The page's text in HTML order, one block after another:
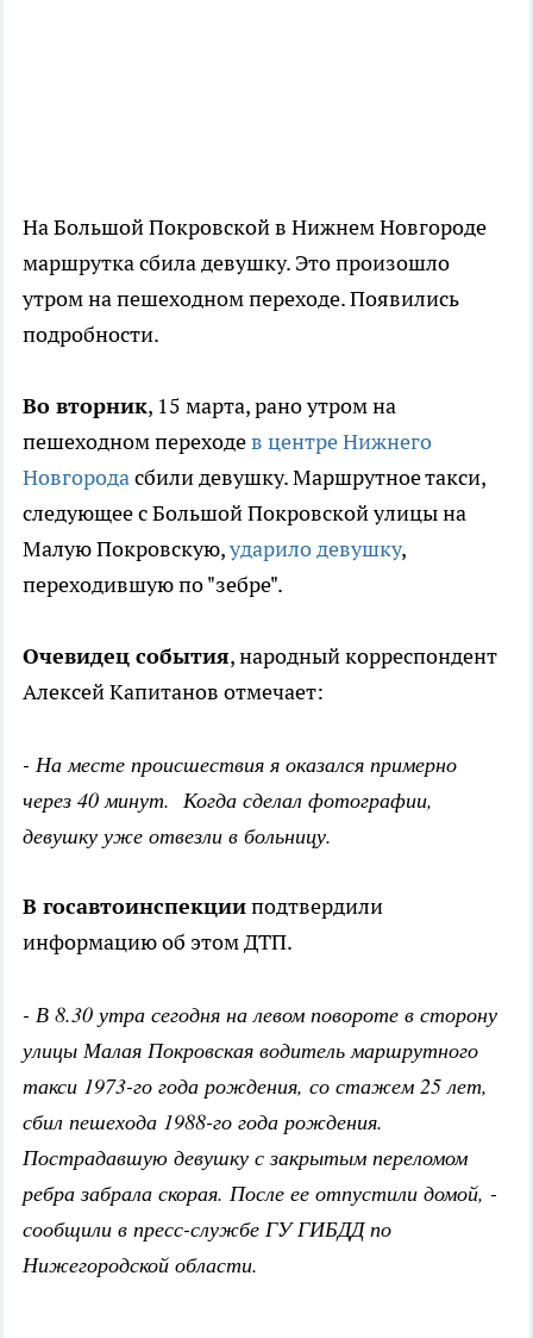
На Большой Покровской в Нижнем Новгороде
маршрутка сбила девушку. Это произошло
утром на пешеходном переходе. Появились
подробности.
Во вторник, 15 марта, рано утром на
пешеходном переходев центре Нижнего
Новгородасбили девушку. Маршрутное такси,
следующее с Большой Покровской улицы на
Малую Покровскую,ударило девушку,
переходившую по "зебре".
Очевидец события, народный корреспондент
Алексей Капитанов отмечает:
- На месте происшествия я оказался примерно
через 40 минут. Когда сделал фотографии,
девушку уже отвезли в больницу.
В госавтоинспекцииподтвердили
информацию об этом ДТП.
- В 8.30 утра сегодня на левом повороте в сторону
улицы Малая Покровская водитель маршрутного
такси 1973-го года рождения, со стажем 25 лет,
сбил пешехода 1988-го года рождения.
Пострадавшую девушку с закрытым переломом
ребра забрала скорая. После ее отпустили домой, -
сообщили в пресс-службе ГУ ГИБДД по
Нижегородской области.